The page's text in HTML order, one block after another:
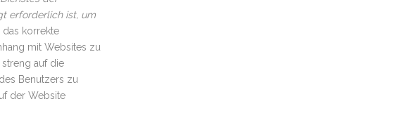
erforderlich ist, um
das korrekte
mit Websites zu
auf die
Benutzers zu
der Website